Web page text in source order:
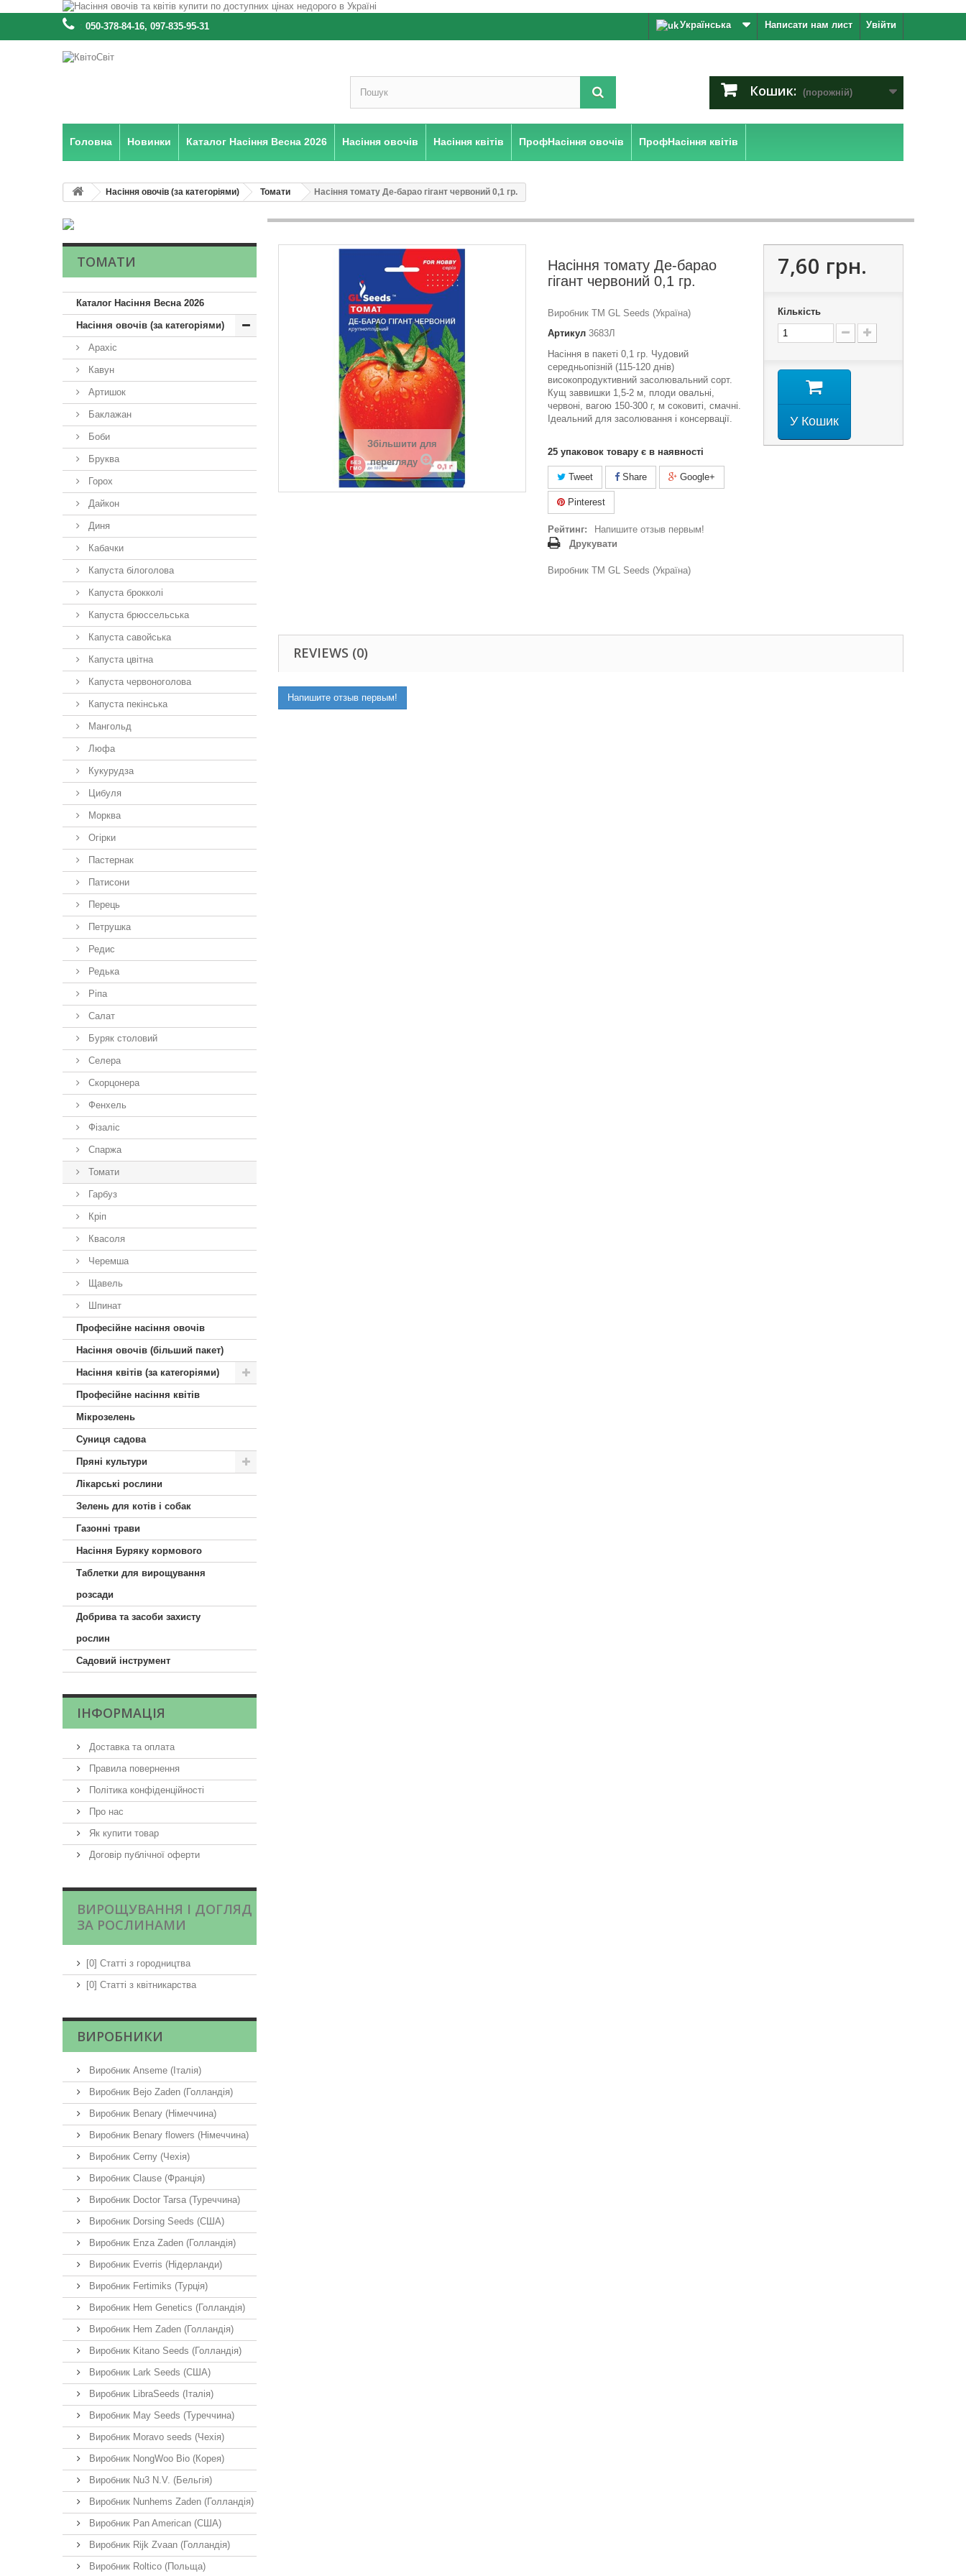
Увійти
Написати нам лист
: 050-378-84-16, 097-835-95-31 Українська
Кошик: (порожній)
Головна Новинки Каталог Насіння Весна 2026 Насіння овочів Насіння квітів ПрофНасіння овочів ПрофНасіння квітів
Насіння овочів (за категоріями) Томати Насіння томату Де-барао гiгант червоний 0,1 гр.
ТОМАТИ
Каталог Насіння Весна 2026
Насіння овочів (за категоріями)
Арахіс
Кавун
Артишок
Баклажан
Боби
Бруква
Горох
Дайкон
Диня
Кабачки
Капуста білоголова
Капуста брокколі
Капуста брюссельська
Капуста савойська
Капуста цвітна
Капуста червоноголова
Капуста пекінська
Мангольд
Люфа
Кукурудза
Цибуля
Морква
Огірки
Пастернак
Патисони
Перець
Петрушка
Редис
Редька
Ріпа
Салат
Буряк столовий
Селера
Скорцонера
Фенхель
Фізаліс
Спаржа
Томати
Гарбуз
Кріп
Квасоля
Черемша
Щавель
Шпинат
Професійне насіння овочів
Насіння овочів (більший пакет)
Насіння квітів (за категоріями)
Професійне насіння квітів
Мікрозелень
Суниця садова
Пряні культури
Лікарські рослини
Зелень для котів і собак
Газонні трави
Насіння Буряку кормового
Таблетки для вирощування
розсади
Добрива та засоби захисту
рослин
Садовий інструмент
ІНФОРМАЦІЯ
Доставка та оплата
Правила повернення
Політика конфіденційності
Про нас
Як купити товар
Договір публічної оферти
ВИРОЩУВАННЯ І ДОГЛЯД
ЗА РОСЛИНАМИ
[0] Статті з городництва
[0] Статті з квітникарства
ВИРОБНИКИ
Виробник Anseme (Італія)
Виробник Bejo Zaden (Голландія)
Виробник Benary (Німеччина)
Виробник Benary flowers (Німеччина)
Виробник Cerny (Чехія)
Виробник Clause (Франція)
Виробник Doctor Tarsa (Туреччина)
Виробник Dorsing Seeds (США)
Виробник Enza Zaden (Голландія)
Виробник Everris (Нідерланди)
Виробник Fertimiks (Турція)
Виробник Hem Genetics (Голландія)
Виробник Hem Zaden (Голландія)
Виробник Kitano Seeds (Голландія)
Виробник Lark Seeds (США)
Виробник LibraSeeds (Італія)
Виробник May Seeds (Туреччина)
Виробник Moravo seeds (Чехія)
Виробник NongWoo Bio (Корея)
Виробник Nu3 N.V. (Бельгія)
Виробник Nunhems Zaden (Голландія)
Виробник Pan American (США)
Виробник Rijk Zvaan (Голландія)
Виробник Roltico (Польща)
Збільшити для
перегляду
Насіння томату Де-барао
гiгант червоний 0,1 гр.
Виробник ТМ GL Seeds (Україна)
Артикул 3683Л
Насіння в пакеті 0,1 гр. Чудовий
середньопізній (115-120 днів)
високопродуктивний засолювальний сорт.
Кущ заввишки 1,5-2 м, плоди овальні,
червоні, вагою 150-300 г, м соковиті, смачні.
Ідеальний для засолювання і консервації.
25 упаковок товару є в наявності
Tweet Share Google+
Pinterest
Рейтинг:
Напишите отзыв первым!
Друкувати
Виробник ТМ GL Seeds (Україна)
7,60 грн.
Кількість
У Кошик
REVIEWS (0)
Напишите отзыв первым!